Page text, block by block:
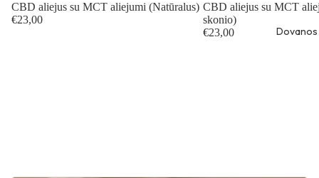
Dovanos
CBD aliejus su MCT aliejumi (Natūralus)
€23,00
CBD aliejus su MCT
skonio)
€23,00